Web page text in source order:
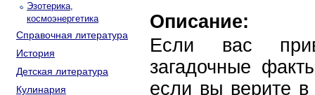
Эзотерика,
космоэнергетика
Справочная литература
История
Детская литература
Кулинария
Описание:
Если вас
загадочные
если вы верите